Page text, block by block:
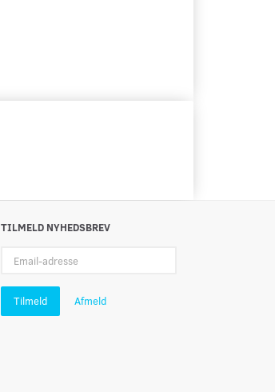
TILMELD NYHEDSBREV
adresse
Tilmeld Afmeld